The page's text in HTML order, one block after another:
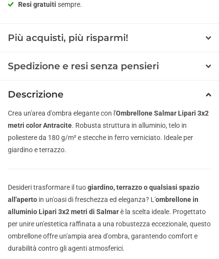
Resi gratuiti sempre.
Più acquisti, più risparmi!
Spedizione e resi senza pensieri
Descrizione
Crea un'area d'ombra elegante con l'Ombrellone Salmar Lipari 3x2
metri color Antracite. Robusta struttura in alluminio, telo in
poliestere da 180 g/m² e stecche in ferro verniciato. Ideale per
giardino e terrazzo.
Desideri trasformare il tuogiardino, terrazzo o qualsiasi spazio
all'aperto in un'oasi di freschezza ed eleganza? L'ombrellone in
alluminio Lipari 3x2 metri di Salmarè la scelta ideale. Progettato
per unire un'estetica raffinata a una robustezza eccezionale, questo
ombrellone offre un'ampia area d'ombra, garantendo comfort e
durabilità contro gli agenti atmosferici.